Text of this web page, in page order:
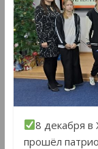
8 декабря в
прошёл